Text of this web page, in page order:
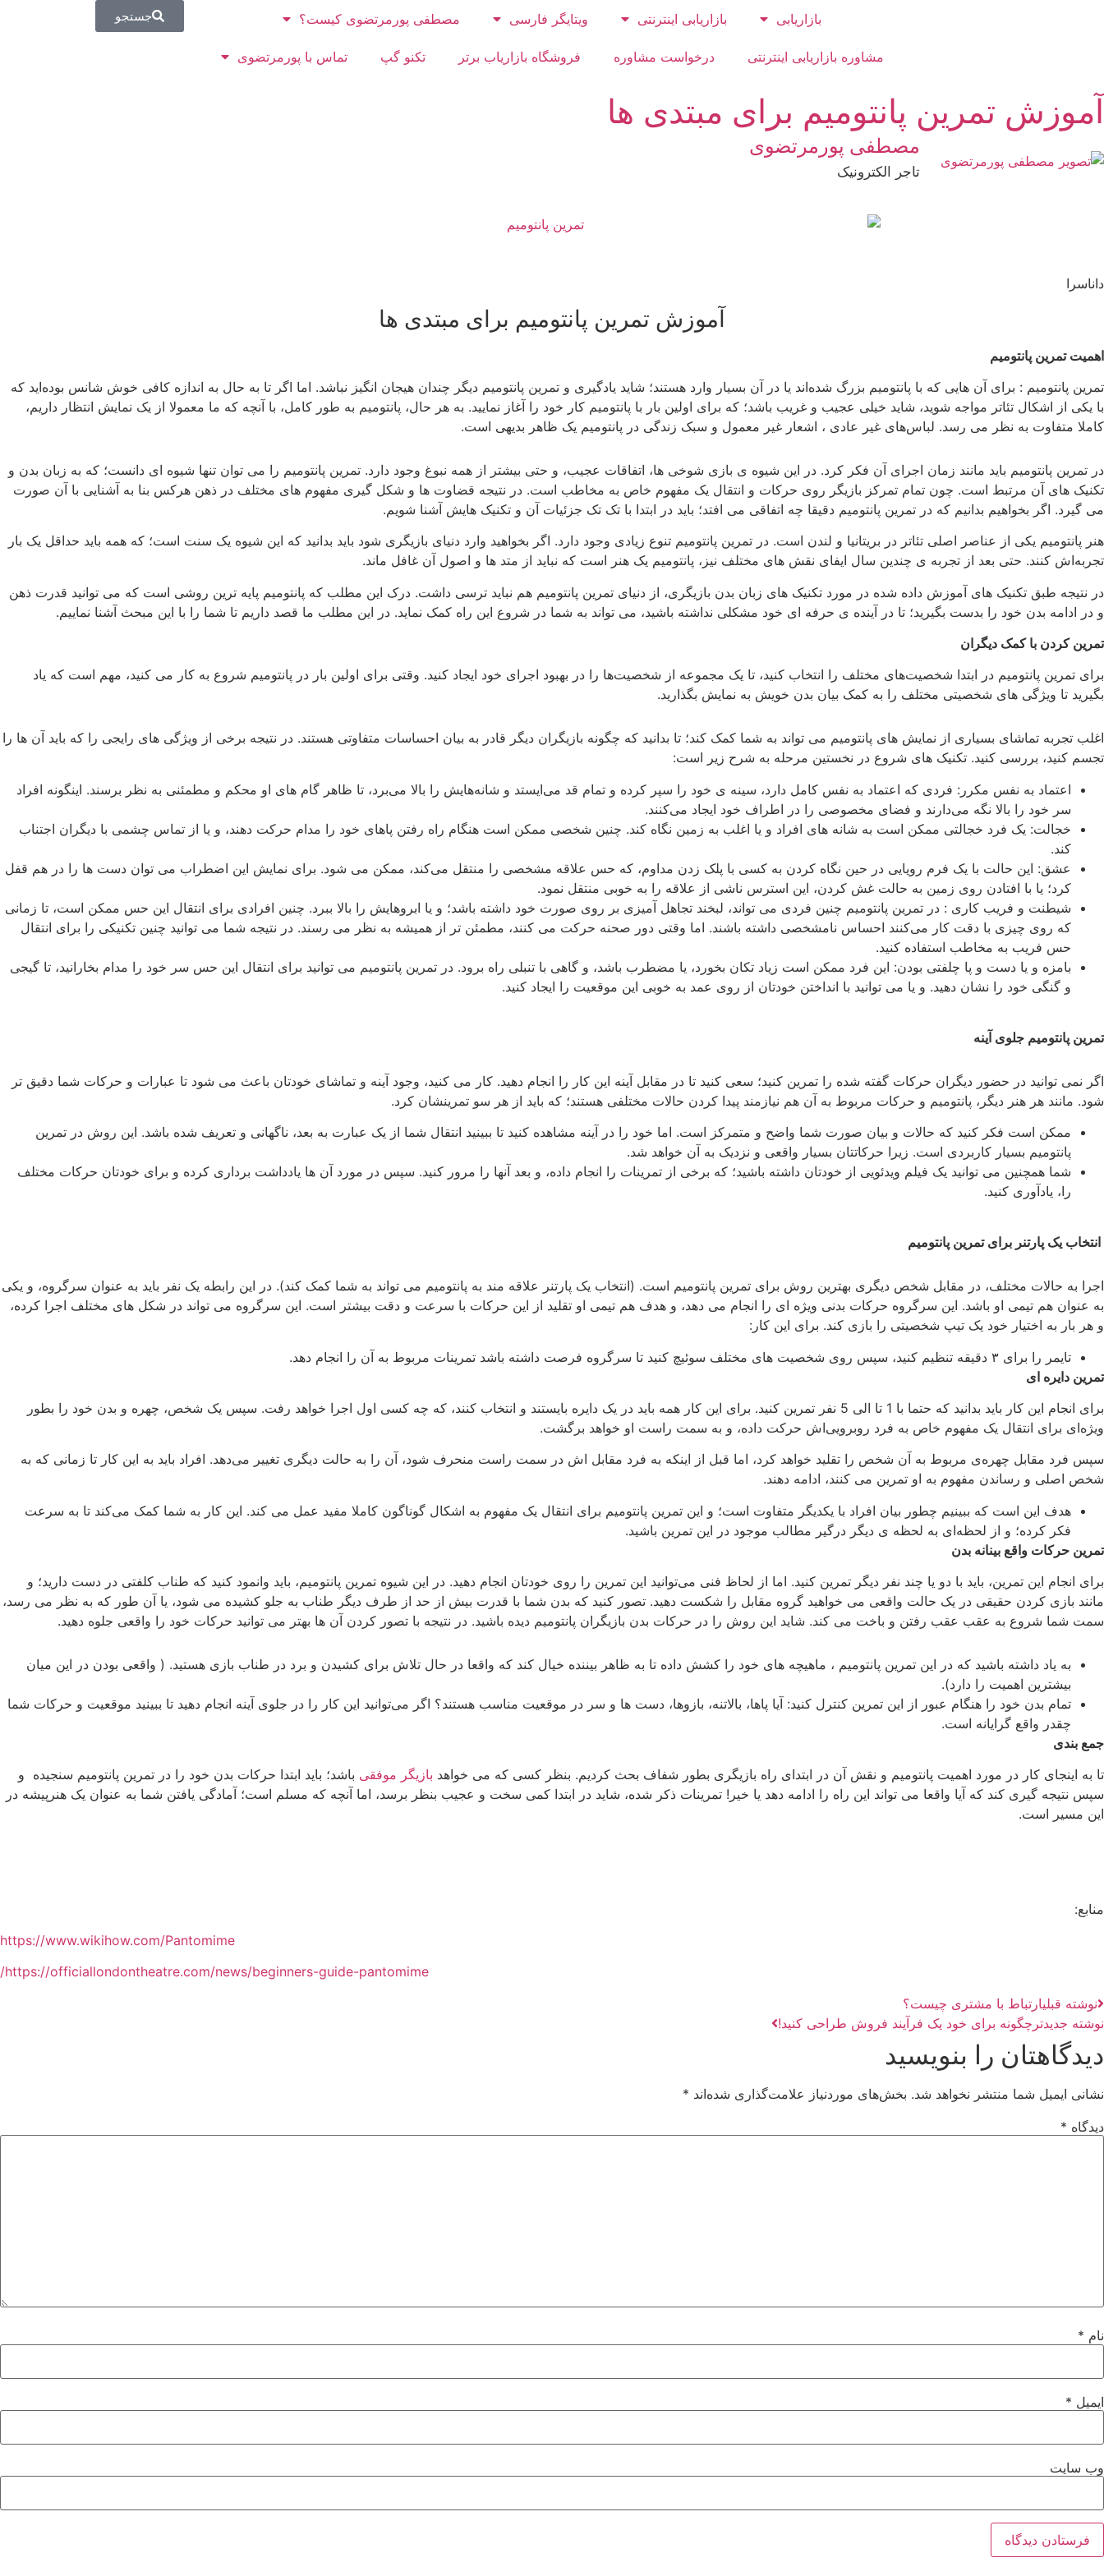
بازاریابی بازاریابی اینترنتی ویتایگر فارسی مصطفی پورمرتضوی کیست؟
مشاوره بازاریابی اینترنتی درخواست مشاوره فروشگاه بازاریاب برتر تکنو گپ تماس با پورمرتضوی
جستجو
آموزش تمرین پانتومیم برای مبتدی ها
مصطفی پورمرتضوی
تاجر الکترونیک
داناسرا
آموزش تمرین پانتومیم برای مبتدی ها
اهمیت تمرین پانتومیم
تمرین پانتومیم : برای آن‌ هایی که با پانتومیم بزرگ شده‌اند یا در آن بسیار وارد هستند؛ شاید یادگیری و تمرین پانتومیم دیگر چندان هیجان انگیز نباشد. اما اگر تا به حال به اندازه کافی خوش ‌شانس بوده‌اید که
با یکی از اشکال تئاتر مواجه شوید، شاید خیلی عجیب و غریب باشد؛ که برای اولین بار با پانتومیم کار خود را آغاز نمایید. به هر حال، پانتومیم به طور کامل، با آنچه که ما معمولا از یک نمایش انتظار داریم،
کاملا متفاوت به نظر می ‌رسد. لباس‌های غیر عادی ، اشعار غیر معمول و سبک زندگی در پانتومیم یک ظاهر بدیهی است.
در تمرین پانتومیم باید مانند زمان اجرای آن فکر کرد. در این شیوه ی بازی شوخی ها، اتفاقات عجیب، و حتی بیشتر از همه نبوغ وجود دارد. تمرین پانتومیم را می توان تنها شیوه ای دانست؛ که به زبان بدن و
تکنیک های آن مرتبط است. چون تمام تمرکز بازیگر روی حرکات و انتقال یک مفهوم خاص به مخاطب است. در نتیجه قضاوت ها و شکل گیری مفهوم های مختلف در ذهن هرکس بنا به آشنایی با آن صورت
می گیرد. اگر بخواهیم بدانیم که در تمرین پانتومیم دقیقا چه اتفاقی می افتد؛ باید در ابتدا با تک تک جزئیات آن و تکنیک هایش آشنا شویم.
هنر پانتومیم یکی از عناصر اصلی تئاتر در بریتانیا و لندن است. در تمرین پانتومیم تنوع زیادی وجود دارد. اگر بخواهید وارد دنیای بازیگری شود باید بدانید که این شیوه یک سنت است؛ که همه باید حداقل یک ‌بار
تجربه‌اش کنند. حتی بعد از تجربه ی چندین سال ایفای نقش های مختلف نیز، پانتومیم یک هنر است که نباید از متد ها و اصول آن غافل ماند.
در نتیجه طبق تکنیک های آموزش داده شده در مورد تکنیک های زبان بدن بازیگری، از دنیای تمرین پانتومیم هم نباید ترسی داشت. درک این مطلب که پانتومیم پایه ترین روشی است که می توانید قدرت ذهن
و در ادامه بدن خود را بدست بگیرید؛ تا در آینده ی حرفه ای خود مشکلی نداشته باشید، می تواند به شما در شروع این راه کمک نماید. در این مطلب ما قصد داریم تا شما را با این مبحث آشنا نماییم.
تمرین‌ کردن با کمک دیگران
برای تمرین پانتومیم در ابتدا شخصیت‌های مختلف را انتخاب کنید، تا یک مجموعه از شخصیت‌ها را در بهبود اجرای خود ایجاد کنید. وقتی برای اولین بار در پانتومیم شروع به کار می کنید، مهم است که یاد
بگیرید تا ویژگی ‌های شخصیتی مختلف را به کمک بیان بدن خویش به نمایش بگذارید.
اغلب تجربه تماشای بسیاری از نمایش های پانتومیم می تواند به شما کمک کند؛ تا بدانید که چگونه بازیگران دیگر قادر به بیان احساسات متفاوتی هستند. در نتیجه برخی از ویژگی‌ های رایجی را که باید آن‌ ها را
تجسم کنید، بررسی کنید. تکنیک های شروع در نخستین مرحله به شرح زیر است:
اعتماد به نفس مکرر: فردی که اعتماد به نفس کامل دارد، سینه ی خود را سپر کرده و تمام قد می‌ایستد و شانه‌هایش را بالا می‌برد، تا ظاهر گام‌ های او محکم و مطمئنی به نظر برسند. اینگونه افراد
سر خود را بالا نگه می‌دارند و فضای مخصوصی را در اطراف خود ایجاد می‌کنند.
خجالت: یک فرد خجالتی ممکن است به شانه ‌های افراد و یا اغلب به زمین نگاه کند. چنین شخصی ممکن است هنگام راه رفتن پاهای خود را مدام حرکت دهند، و یا از تماس چشمی با دیگران اجتناب
کند.
عشق: این حالت با یک فرم رویایی در حین نگاه کردن به کسی با پلک زدن مداوم، که حس علاقه مشخصی را منتقل می‌کند، ممکن می شود. برای نمایش این اضطراب می توان دست ها را در هم قفل
کرد؛ یا با افتادن روی زمین به حالت غش کردن، این استرس ناشی از علاقه را به خوبی منتقل نمود.
شیطنت و فریب کاری : در تمرین پانتومیم چنین فردی می تواند، لبخند تجاهل آمیزی بر روی صورت خود داشته باشد؛ و یا ابروهایش را بالا ببرد. چنین افرادی برای انتقال این حس ممکن است، تا زمانی
که روی چیزی با دقت کار می‌کنند احساس نامشخصی داشته باشند. اما وقتی دور صحنه حرکت می ‌کنند، مطمئن تر از همیشه به نظر می ‌رسند. در نتیجه شما می توانید چنین تکنیکی را برای انتقال
حس فریب به مخاطب استفاده کنید.
بامزه و یا دست و پا چلفتی بودن: این فرد ممکن است زیاد تکان بخورد، یا مضطرب باشد، و گاهی با تنبلی راه برود. در تمرین پانتومیم می توانید برای انتقال این حس سر خود را مدام بخارانید، تا گیجی
و گنگی خود را نشان دهید. و یا می توانید با انداختن خودتان از روی عمد به خوبی این موقعیت را ایجاد کنید.
تمرین پانتومیم جلوی آینه
اگر نمی توانید در حضور دیگران حرکات گفته شده را تمرین کنید؛ سعی کنید تا در مقابل آینه این کار را انجام دهید. کار می کنید، وجود آینه و تماشای خودتان باعث می شود تا عبارات و حرکات شما دقیق تر
شود. مانند هر هنر دیگر، پانتومیم و حرکات مربوط به آن هم نیازمند پیدا کردن حالات مختلفی هستند؛ که باید از هر سو تمرینشان کرد.
ممکن است فکر کنید که حالات و بیان صورت شما واضح و متمرکز است. اما خود را در آینه مشاهده کنید تا ببینید انتقال شما از یک عبارت به بعد، ناگهانی و تعریف شده باشد. این روش در تمرین
پانتومیم بسیار کاربردی است. زیرا حرکاتتان بسیار واقعی و نزدیک به آن خواهد شد.
شما همچنین می توانید یک فیلم ویدئویی از خودتان داشته باشید؛ که برخی از تمرینات را انجام داده، و بعد آنها را مرور کنید. سپس در مورد آن ها یادداشت برداری کرده و برای خودتان حرکات مختلف
را، یادآوری کنید.
انتخاب یک پارتنر برای تمرین پانتومیم
اجرا به حالات مختلف، در مقابل شخص دیگری بهترین روش برای تمرین پانتومیم است. (انتخاب یک پارتنر علاقه مند به پانتومیم می تواند به شما کمک کند). در این رابطه یک نفر باید به عنوان سرگروه، و یکی
به عنوان هم تیمی او باشد. این سرگروه حرکات بدنی ویژه ای را انجام می دهد، و هدف هم تیمی او تقلید از این حرکات با سرعت و دقت بیشتر است. این سرگروه می تواند در شکل های مختلف اجرا کرده،
و هر بار به اختیار خود یک تیپ شخصیتی را بازی کند. برای این کار:
تایمر را برای ۳ دقیقه تنظیم کنید، سپس روی شخصیت های مختلف سوئیچ کنید تا سرگروه فرصت داشته باشد تمرینات مربوط به آن را انجام دهد.
تمرین دایره ای
برای انجام این کار باید بدانید که حتما با 1 تا الی 5 نفر تمرین کنید. برای این کار همه باید در یک دایره بایستند و انتخاب کنند، که چه کسی اول اجرا خواهد رفت. سپس یک شخص، چهره و بدن خود را بطور
ویژه‌ای برای انتقال یک مفهوم خاص به فرد روبرویی‌اش حرکت داده، و به سمت راست او خواهد برگشت.
سپس فرد مقابل چهره‌ی مربوط به آن شخص را تقلید خواهد کرد، اما قبل از اینکه به فرد مقابل اش در سمت راست منحرف شود، آن را به حالت دیگری تغییر می‌دهد. افراد باید به این کار تا زمانی که به
شخص اصلی و رساندن مفهوم به او تمرین می کنند، ادامه دهند.
هدف این است که ببینیم چطور بیان افراد با یکدیگر متفاوت است؛ و این تمرین پانتومیم برای انتقال یک مفهوم به اشکال گوناگون کاملا مفید عمل می کند. این کار به شما کمک می‌کند تا به سرعت
فکر کرده؛ و از لحظه‌ای به لحظه ی دیگر درگیر مطالب موجود در این تمرین باشید.
تمرین حرکات واقع ‌بینانه بدن
برای انجام این تمرین، باید با دو یا چند نفر دیگر تمرین کنید. اما از لحاظ فنی می‌توانید این تمرین را روی خودتان انجام دهید. در این شیوه تمرین پانتومیم، باید وانمود کنید که طناب کلفتی در دست دارید؛ و
مانند بازی کردن حقیقی در یک حالت واقعی می خواهید گروه مقابل را شکست دهید. تصور کنید که بدن شما با قدرت بیش از حد از طرف دیگر طناب به جلو کشیده می ‌شود، یا آن طور که به نظر می ‌رسد،
سمت شما شروع به عقب عقب رفتن و باخت می‌ کند. شاید این روش را در حرکات بدن بازیگران پانتومیم دیده باشید. در نتیجه با تصور کردن آن ها بهتر می توانید حرکات خود را واقعی جلوه دهید.
به یاد داشته باشید که در این تمرین پانتومیم ، ماهیچه‌ های خود را کشش داده تا به ظاهر بیننده خیال کند که واقعا در حال تلاش برای کشیدن و برد در طناب بازی هستید. ( واقعی بودن در این میان
بیشترین اهمیت را دارد).
تمام بدن خود را هنگام عبور از این تمرین کنترل کنید: آیا پاها، بالاتنه، بازوها، دست ها و سر در موقعیت مناسب هستند؟ اگر می‌توانید این کار را در جلوی آینه انجام دهید تا ببینید موقعیت و حرکات شما
چقدر واقع گرایانه است.
جمع بندی
تا به اینجای کار در مورد اهمیت پانتومیم و نقش آن در ابتدای راه بازیگری بطور شفاف بحث کردیم. بنظر کسی که می خواهد بازیگر موفقی باشد؛ باید ابتدا حرکات بدن خود را در تمرین پانتومیم سنجیده و
سپس نتیجه گیری کند که آیا واقعا می تواند این راه را ادامه دهد یا خیر! تمرینات ذکر شده، شاید در ابتدا کمی سخت و عجیب بنظر برسد، اما آنچه که مسلم است؛ آمادگی یافتن شما به عنوان یک هنرپیشه در
این مسیر است.
منابع:
https://www.wikihow.com/Pantomime
https://officiallondontheatre.com/news/beginners-guide-pantomime/
نوشته قبلیارتباط با مشتری چیست؟
نوشته جدیدتر چگونه برای خود یک فرآیند فروش طراحی کنید!
دیدگاهتان را بنویسید
نشانی ایمیل شما منتشر نخواهد شد. بخش‌های موردنیاز علامت‌گذاری شده‌اند *
دیدگاه *
نام *
ایمیل *
وب‌ سایت